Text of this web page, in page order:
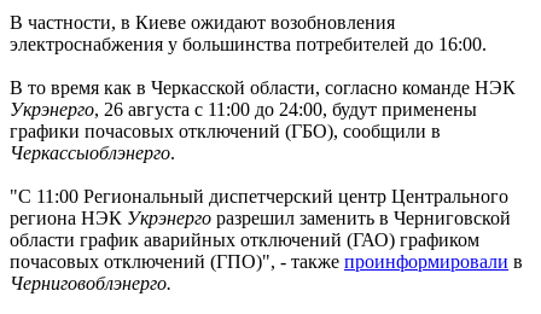
В частности, в Киеве ожидают возобновления
электроснабжения у большинства потребителей до 16:00.
В то время как в Черкасской области, согласно команде НЭК
Укрэнерго, 26 августа с 11:00 до 24:00, будут применены
графики почасовых отключений (ГБО), сообщили в
Черкассыоблэнерго.
"С 11:00 Региональный диспетчерский центр Центрального
региона НЭК Укрэнерго разрешил заменить в Черниговской
области график аварийных отключений (ГАО) графиком
почасовых отключений (ГПО)", - также проинформировали в
Черниговоблэнерго.